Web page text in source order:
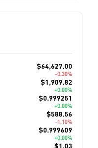
$64,627.00
-0.30%
$1,909.82
+0.00%
$0.999251
+0.00%
$588.56
-1.10%
$0.999609
+0.00%
$1.03